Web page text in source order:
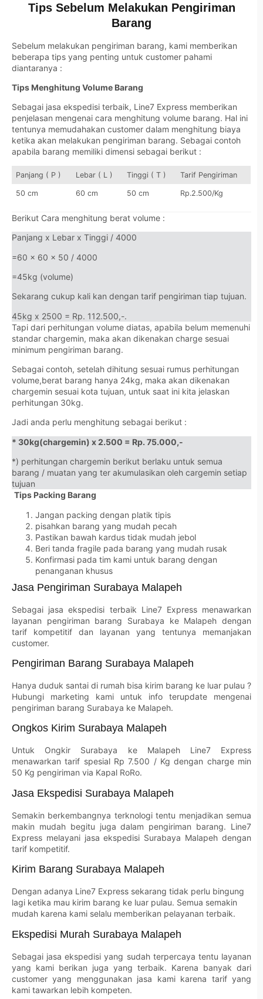
Tips Sebelum Melakukan Pengiriman
Barang
Sebelum melakukan pengiriman barang, kami memberikan
beberapa tips yang penting untuk customer pahami
diantaranya :
Tips Menghitung Volume Barang
Sebagai jasa ekspedisi terbaik, Line7 Express memberikan
penjelasan mengenai cara menghitung volume barang. Hal ini
tentunya memudahakan customer dalam menghitung biaya
ketika akan melakukan pengiriman barang. Sebagai contoh
apabila barang memiliki dimensi sebagai berikut :
Panjang ( P ) Lebar ( L ) Tinggi ( T ) Tarif Pengiriman
50 cm 60 cm 50 cm Rp.2.500/Kg
Berikut Cara menghitung berat volume :
Panjang x Lebar x Tinggi / 4000
=60 x 60 x 50 / 4000
=45kg (volume)
Sekarang cukup kali kan dengan tarif pengiriman tiap tujuan.
45kg x 2500 = Rp. 112.500,-.
Tapi dari perhitungan volume diatas, apabila belum memenuhi
standar chargemin, maka akan dikenakan charge sesuai
minimum pengiriman barang.
Sebagai contoh, setelah dihitung sesuai rumus perhitungan
volume,berat barang hanya 24kg, maka akan dikenakan
chargemin sesuai kota tujuan, untuk saat ini kita jelaskan
perhitungan 30kg.
Jadi anda perlu menghitung sebagai berikut :
* 30kg(chargemin) x 2.500 = Rp. 75.000,-
*) perhitungan chargemin berikut berlaku untuk semua
barang / muatan yang ter akumulasikan oleh cargemin setiap
tujuan
Tips Packing Barang
Jangan packing dengan platik tipis
pisahkan barang yang mudah pecah
Pastikan bawah kardus tidak mudah jebol
Beri tanda fragile pada barang yang mudah rusak
Konfirmasi pada tim kami untuk barang dengan
penanganan khusus
Jasa Pengiriman Surabaya Malapeh
Sebagai jasa ekspedisi terbaik Line7 Express menawarkan
layanan pengiriman barang Surabaya ke Malapeh dengan
tarif kompetitif dan layanan yang tentunya memanjakan
customer.
Pengiriman Barang Surabaya Malapeh
Hanya duduk santai di rumah bisa kirim barang ke luar pulau ?
Hubungi marketing kami untuk info terupdate mengenai
pengiriman barang Surabaya ke Malapeh.
Ongkos Kirim Surabaya Malapeh
Untuk Ongkir Surabaya ke Malapeh Line7 Express
menawarkan tarif spesial Rp 7.500 / Kg dengan charge min
50 Kg pengiriman via Kapal RoRo.
Jasa Ekspedisi Surabaya Malapeh
Semakin berkembangnya terknologi tentu menjadikan semua
makin mudah begitu juga dalam pengiriman barang. Line7
Express melayani jasa ekspedisi Surabaya Malapeh dengan
tarif kompetitif.
Kirim Barang Surabaya Malapeh
Dengan adanya Line7 Express sekarang tidak perlu bingung
lagi ketika mau kirim barang ke luar pulau. Semua semakin
mudah karena kami selalu memberikan pelayanan terbaik.
Ekspedisi Murah Surabaya Malapeh
Sebagai jasa ekspedisi yang sudah terpercaya tentu layanan
yang kami berikan juga yang terbaik. Karena banyak dari
customer yang menggunakan jasa kami karena tarif yang
kami tawarkan lebih kompeten.